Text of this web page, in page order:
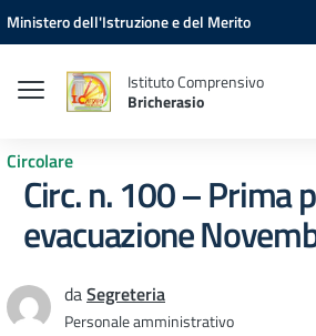
Vai ai contenuti
Vai al menu di navigazione
Vai al footer
Ministero dell'Istruzione e del Merito
Istituto Comprensivo
Bricherasio
Circolare
Circ. n. 100 – Prima
evacuazione
daSegreteria
Personale amministrativo